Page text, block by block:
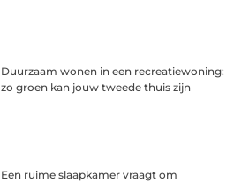
Duurzaam wonen in een recreatiewoning:
zo groen kan jouw tweede thuis zijn
Een ruime slaapkamer vraagt om